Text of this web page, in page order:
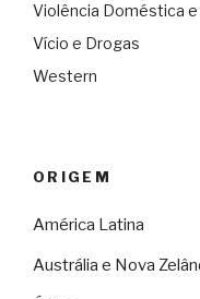
Violência Doméstica e
Vício e Drogas
Western
ORIGEM
América Latina
Austrália e Nova